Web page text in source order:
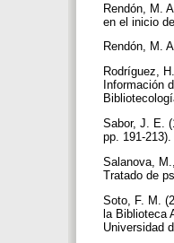
Rendón, M.
en el inicio
Rendón, M.
Rodríguez,
Información
Sabor, J. E.
pp. 191-
Salanova,
Tratado de
Soto, F. M.
la Biblioteca
Universidad